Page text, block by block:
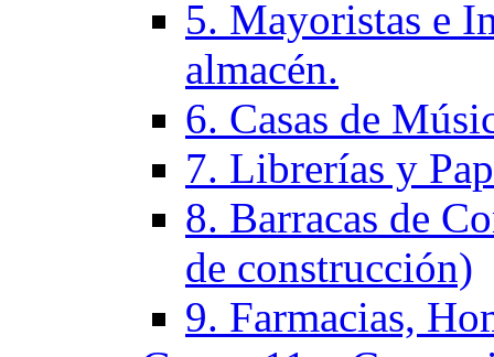
5. Mayoristas e
almacén.
6. Casas de
7. Librerías y
8. Barracas de
de construcción)
9. Farmacias,